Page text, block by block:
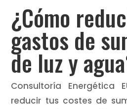
¿Cómo
gastos de
de luz y
Consultoría Energética
reducir tus costes de